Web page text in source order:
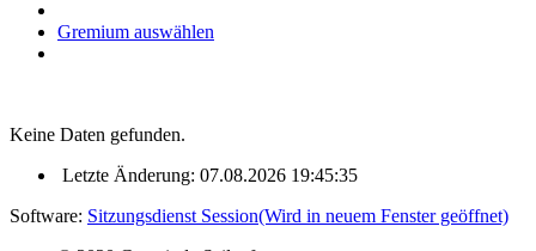
Gremium auswählen
Keine Daten gefunden.
Letzte Änderung: 07.08.2026 19:45:35
Software: Sitzungsdienst Session(Wird in neuem Fenster geöffnet)